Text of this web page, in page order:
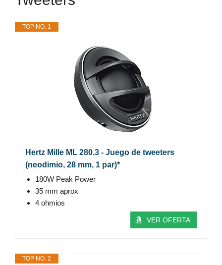
TOP NO. 1
Hertz Mille ML 280.3 - Juego de tweeters
(neodimio, 28 mm, 1 par)*
180W Peak Power
35 mm aprox
4 ohmios
VER OFERTA
TOP NO. 2